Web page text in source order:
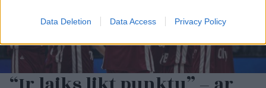
Data Deletion Data Access Privacy Policy